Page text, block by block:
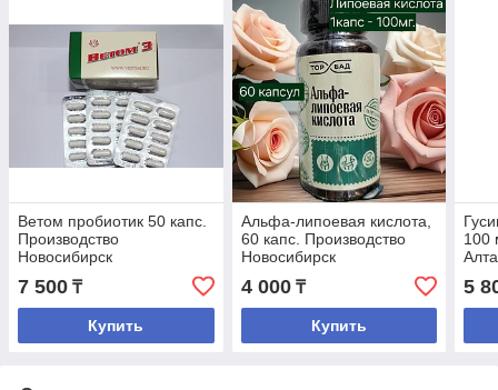
Ветом пробиотик 50 капс.
Производство
Новосибирск
7 500 ₸
Купить
Альфа-липоевая кислота,
60 капс. Производство
Новосибирск
4 000₸
Купить
100
5